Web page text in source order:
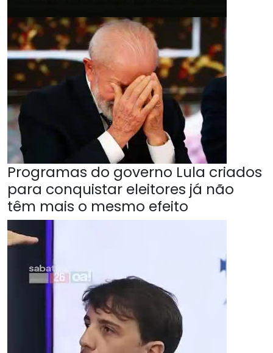
Programas do governo Lula criados
para conquistar eleitores já não
têm mais o mesmo efeito